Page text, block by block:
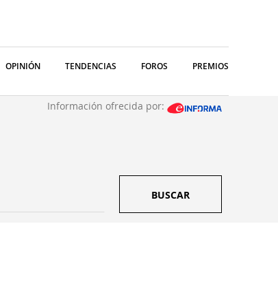
OPINIÓN TENDENCIAS FOROS PREMIOS
Información ofrecida por:
BUSCAR